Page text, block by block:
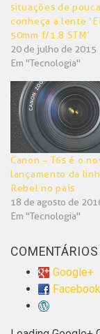
situações de
conheça a lente
50mm f/1.8 STM’
20 de julho de 2015
Em "Tecnologia"
Canon – T6s é o
lançamento da
Rebel no país
18 de agosto de
Em "Tecnologia"
COMENTÁRIOS
Google+
Facebook